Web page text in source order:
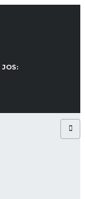
JOS: